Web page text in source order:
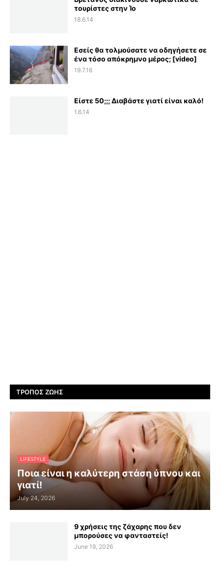
τουρίστες στην Ίο
18.6.14
Εσείς θα τολμούσατε να οδηγήσετε σε
ένα τόσο απόκρημνο μέρος; [video]
19.7.16
Είστε 50;;; Διαβάστε γιατί είναι καλό!
1.6.14
ΤΡΌΠΟΣ ΖΩΉΣ
LIFESTYLE
Ποια είναι η καλύτερη στάση ύπνου και
γιατί!
July 24, 2026
9 χρήσεις της ζάχαρης που δεν
μπορούσες να φανταστείς!
June 19, 2026